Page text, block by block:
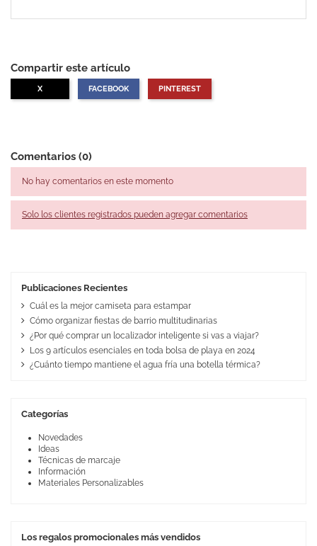
Compartir este artículo
X FACEBOOK PINTEREST
Comentarios (0)
No hay comentarios en este momento
Solo los clientes registrados pueden agregar comentarios
Publicaciones Recientes
Cuál es la mejor camiseta para estampar
Cómo organizar fiestas de barrio multitudinarias
¿Por qué comprar un localizador inteligente si vas a viajar?
Los 9 artículos esenciales en toda bolsa de playa en 2024
¿Cuánto tiempo mantiene el agua fría una botella térmica?
Categorías
Novedades
Ideas
Técnicas de marcaje
Información
Materiales Personalizables
Los regalos promocionales más vendidos